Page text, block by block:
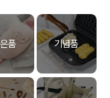
품 기념품